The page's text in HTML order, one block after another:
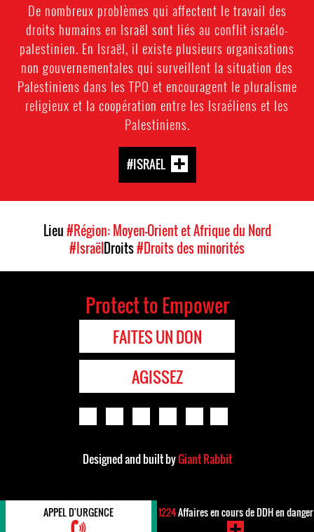
De nombreux problèmes qui affectent le travail des
droits humains en Israël sont liés au conflit israélo-
palestinien. En Israël, il existe plusieurs organisations
non gouvernementales qui surveillent la situation des
Palestiniens dans les TPO et encouragent le pluralisme
religieux et la coopération entre les Israéliens et les
Palestiniens.
#ISRAEL
Lieu#Région: Moyen-Orient et Afrique du Nord
#IsraëlDroits#Droits des minorités
Protect to Empower
FAITES UN DON
AGISSEZ
Designed and built byGiant Rabbit
APPEL D'URGENCE 1224Affaires en cours de DDH en danger